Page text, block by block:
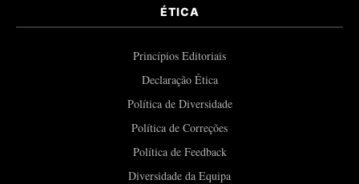
ÉTICA
Princípios Editoriais
Declaração Ética
Política de Diversidade
Política de Correções
Política de Feedback
Diversidade da Equipa